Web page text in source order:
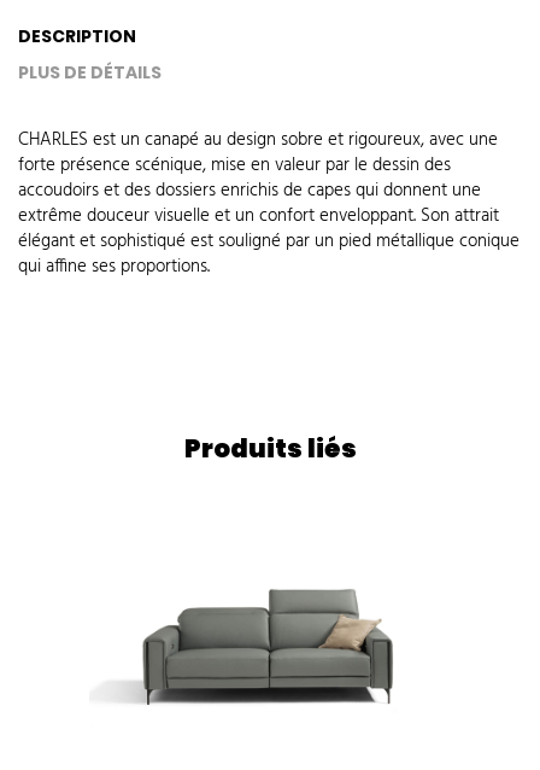
DESCRIPTION
PLUS DE DÉTAILS
CHARLES est un canapé au design sobre et rigoureux, avec une
forte présence scénique, mise en valeur par le dessin des
accoudoirs et des dossiers enrichis de capes qui donnent une
extrême douceur visuelle et un confort enveloppant. Son attrait
élégant et sophistiqué est souligné par un pied métallique conique
qui affine ses proportions.
Produits liés